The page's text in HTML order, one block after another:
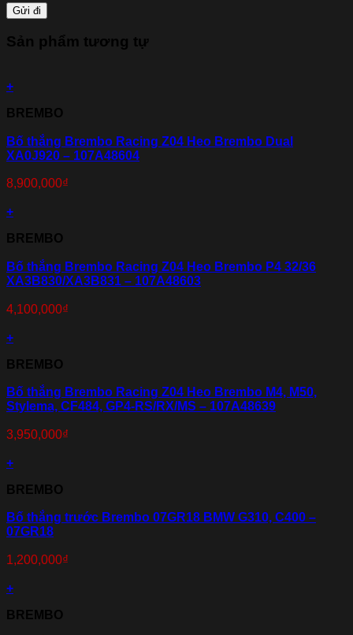
Sản phẩm tương tự
+
BREMBO
Bố thắng Brembo Racing Z04 Heo Brembo Dual
XA0J920 – 107A48604
8,900,000₫
+
BREMBO
Bố thắng Brembo Racing Z04 Heo Brembo P4 32/36
XA3B830/XA3B831 – 107A48603
4,100,000₫
+
BREMBO
Bố thắng Brembo Racing Z04 Heo Brembo M4, M50,
Stylema, CF484, GP4-RS/RX/MS – 107A48639
3,950,000₫
+
BREMBO
Bố thắng trước Brembo 07GR18 BMW G310, C400 –
07GR18
1,200,000₫
+
BREMBO